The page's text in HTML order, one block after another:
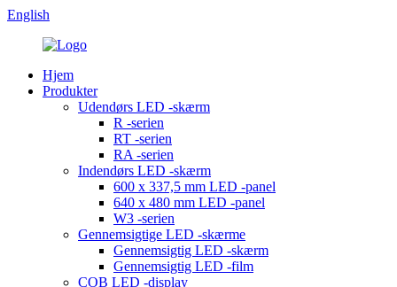
English
Hjem
Produkter
Udendørs LED -skærm
R -serien
RT -serien
RA -serien
Indendørs LED -skærm
600 x 337,5 mm LED -panel
640 x 480 mm LED -panel
W3 -serien
Gennemsigtige LED -skærme
Gennemsigtig LED -skærm
Gennemsigtig LED -film
COB LED -display